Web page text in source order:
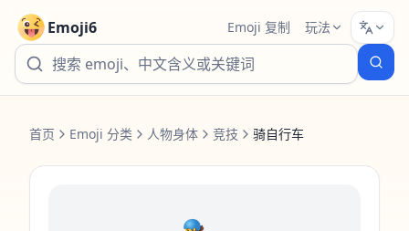
Emoji6 Emoji 复制 玩法
首页 Emoji 分类 人物身体 竞技 骑自行车